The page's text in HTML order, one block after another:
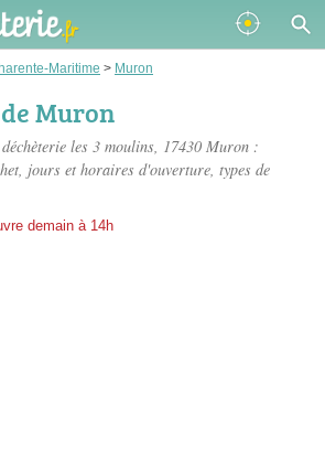
Maritime > Muron
Muron
les 3 moulins, 17430 Muron :
jours et horaires d'ouverture, types de
demain à 14h